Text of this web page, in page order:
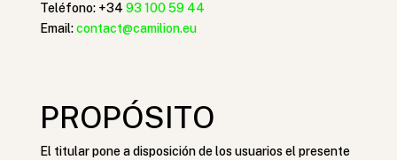
Teléfono: +34 93 100 59 44
Email:contact@camilion.eu
PROPÓSITO
El titular pone a disposición de los usuarios el presente